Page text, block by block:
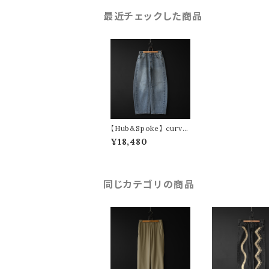
最近チェックした商品
【Hub&Spoke】 curve
denim pants (blue)
¥18,480
同じカテゴリの商品